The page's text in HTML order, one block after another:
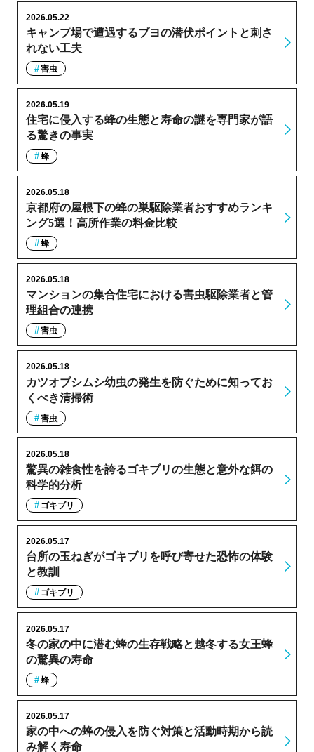
キャンプ場で遭遇するブヨの潜伏ポイントと刺さ
れない工夫
2026.05.22
害虫
住宅に侵入する蜂の生態と寿命の謎を専門家が語
る驚きの事実
2026.05.19
蜂
京都府の屋根下の蜂の巣駆除業者おすすめランキ
ング5選！高所作業の料金比較
2026.05.18
蜂
マンションの集合住宅における害虫駆除業者と管
理組合の連携
2026.05.18
害虫
カツオブシムシ幼虫の発生を防ぐために知ってお
くべき清掃術
2026.05.18
害虫
驚異の雑食性を誇るゴキブリの生態と意外な餌の
科学的分析
2026.05.18
ゴキブリ
台所の玉ねぎがゴキブリを呼び寄せた恐怖の体験
と教訓
2026.05.17
ゴキブリ
冬の家の中に潜む蜂の生存戦略と越冬する女王蜂
の驚異の寿命
2026.05.17
蜂
家の中への蜂の侵入を防ぐ対策と活動時期から読
み解く寿命
2026.05.17